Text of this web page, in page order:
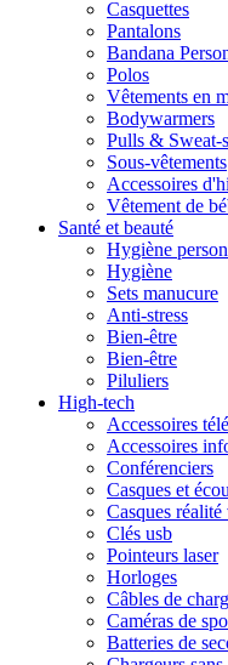
Casquettes
Pantalons
Bandana
Polos
Vêtements en
Bodywarmers
Pulls & Sweat-
Sous-vêtements
Accessoires
Vêtement de
Santé et beauté
Hygiène
Hygiène
Sets manucure
Anti-stress
Bien-être
Bien-être
Piluliers
High-tech
Accessoires
Accessoires
Conférenciers
Casques et
Casques
Clés usb
Pointeurs laser
Horloges
Câbles de
Caméras de
Batteries de